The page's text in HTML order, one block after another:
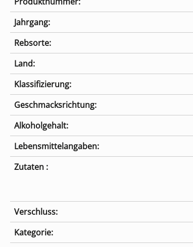
Kategorie:
Lebensmittelangaben:
Land:
Rebsorte:
Jahrgang:
Geschmacksrichtung:
Alkoholgehalt:
Klassifizierung:
Verschluss:
Zutaten :